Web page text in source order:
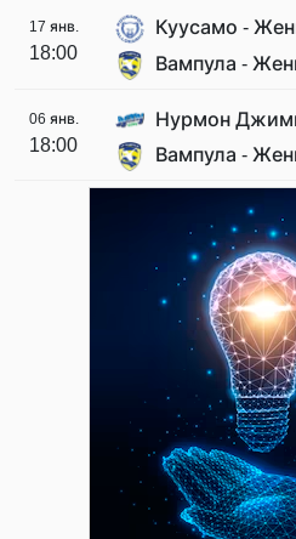
17 янв.
18:00
Куусамо -
Вампула -
06 янв.
18:00
Нурмон
Вампула -